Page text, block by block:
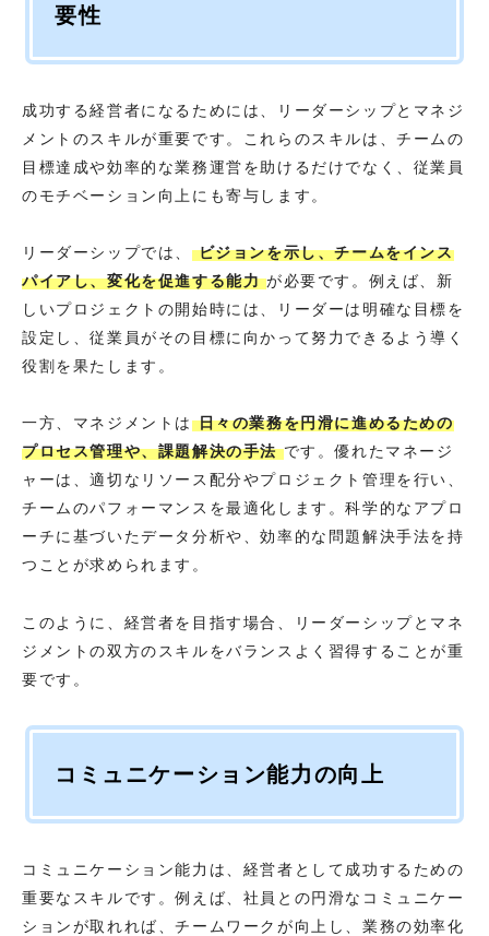
要性
成功する経営者になるためには、リーダーシップとマネジ
メントのスキルが重要です。これらのスキルは、チームの
目標達成や効率的な業務運営を助けるだけでなく、従業員
のモチベーション向上にも寄与します。
リーダーシップでは、 ビジョンを示し、チームをインス
パイアし、変化を促進する能力が必要です。例えば、新
しいプロジェクトの開始時には、リーダーは明確な目標を
設定し、従業員がその目標に向かって努力できるよう導く
役割を果たします。
一方、マネジメントは日々の業務を円滑に進めるための
プロセス管理や、課題解決の手法です。優れたマネージ
ャーは、適切なリソース配分やプロジェクト管理を行い、
チームのパフォーマンスを最適化します。科学的なアプロ
ーチに基づいたデータ分析や、効率的な問題解決手法を持
つことが求められます。
このように、経営者を目指す場合、リーダーシップとマネ
ジメントの双方のスキルをバランスよく習得することが重
要です。
コミュニケーション能力の向上
コミュニケーション能力は、経営者として成功するための
重要なスキルです。例えば、社員との円滑なコミュニケー
ションが取れれば、チームワークが向上し、業務の効率化